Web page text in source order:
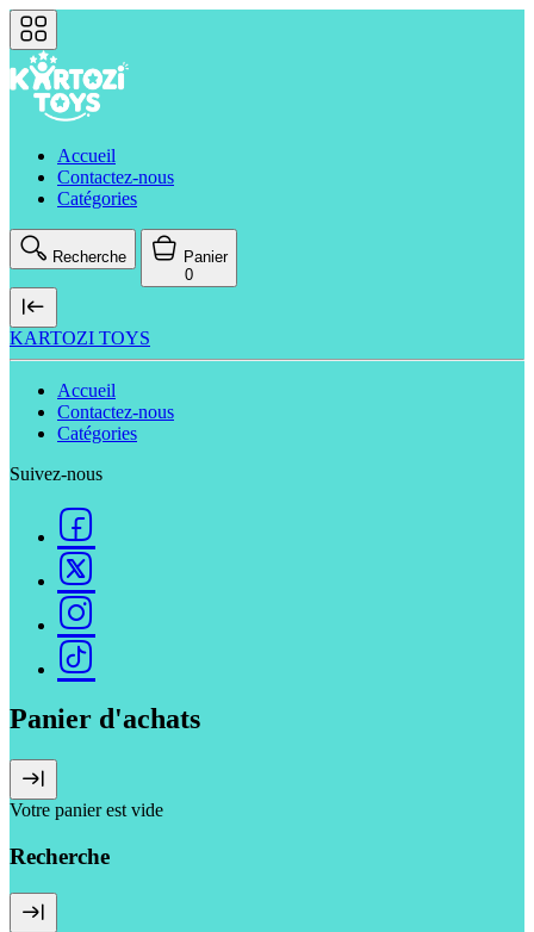
Accueil
Contactez-nous
Catégories
Recherche
Panier
0
KARTOZI TOYS
Accueil
Contactez-nous
Catégories
Suivez-nous
Panier d'achats
Votre panier est vide
Recherche